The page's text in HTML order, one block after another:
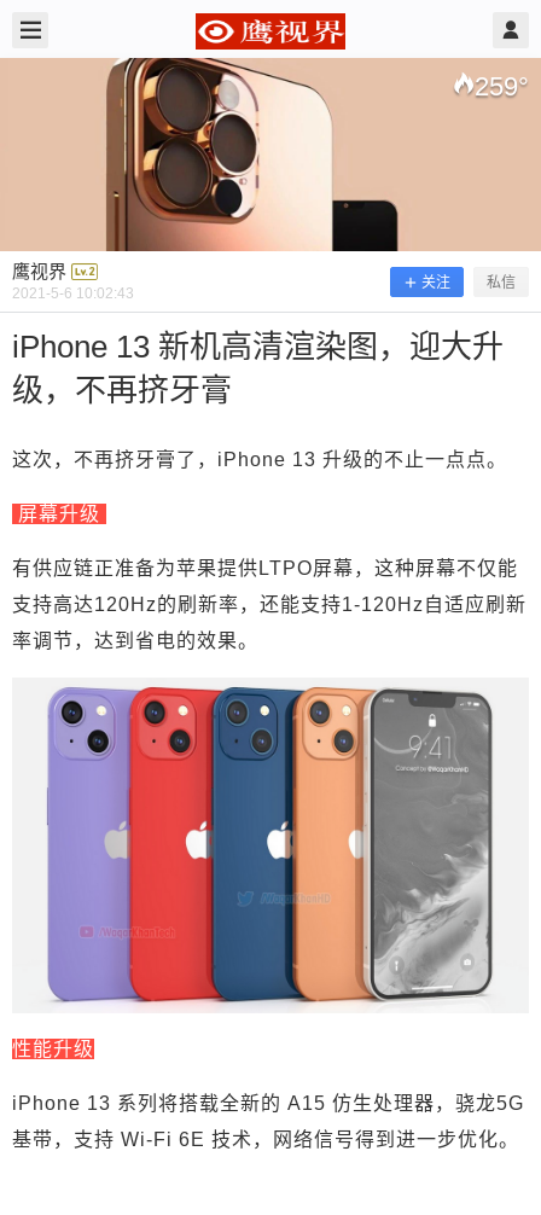
259°
鹰视界
2021-5-6 10:02:43
关注 私信
iPhone 13 新机高清渲染图，迎大升
级，不再挤牙膏
这次，不再挤牙膏了，iPhone 13 升级的不止一点点。
屏幕升级
有供应链正准备为苹果提供LTPO屏幕，这种屏幕不仅能
支持高达120Hz的刷新率，还能支持1-120Hz自适应刷新
率调节，达到省电的效果。
性能升级
iPhone 13 系列将搭载全新的 A15 仿生处理器，骁龙5G
基带，支持 Wi-Fi 6E 技术，网络信号得到进一步优化。
鹰视界 @ 鹰视界 2021/5/06
iPhone 13 新机高清渲染图，迎大升
级，不再挤牙膏
这次，不再挤牙膏了，iPhone 13 升级的不止一点
点。 屏幕升级 有供应链正准备为苹果提供LTPO屏
能支持1-120Hz自适应刷新率调节，达到省电的效
果。 性能升级 iPhone 13 系列将搭载全新的 A15 仿
络信号得到进一步优化。 续航升级 据报道，最高
配置的 iPhone 13 电池容量将达到4000mAh。众所
周知，增大电池容量务必会造成机身变大、变厚，
从而影响手感。在非常有限的空间里，想要增加续
航，需要采用电池软板技术来实现增大电池容量。
摄像升级 据报道， iPhone 13 将采用改进后的超广
角镜头，拥有6片镜头组和f/1.8光圈。这将比iPhone
12的f/2.4, 5片镜头有所改善，而且在弱光下效果会
更好。 增加解锁方式 关于屏幕解锁的方式，从申
请专利中可以看出苹果想过至少5种以上的解锁方
式，但最有可能的是屏幕下指纹解决，也是当前较
为成熟的一种技术， iPhone 13 将很有可能实现屏
储存就已经绰绰有余的图文时代已经过去，现已进
入128GB储存都不够用的视频时代。对于宝妈、摄
扫描二维码继续阅读